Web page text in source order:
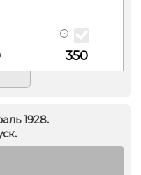
350
1928.